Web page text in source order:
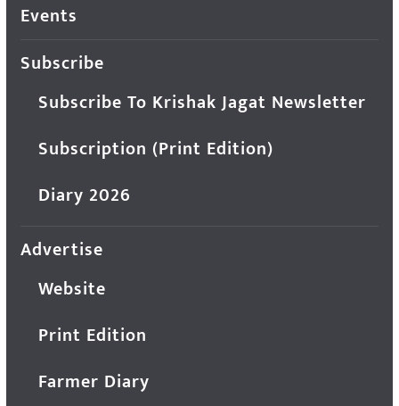
Events
Subscribe
Subscribe To Krishak Jagat Newsletter
Subscription (Print Edition)
Diary 2026
Advertise
Website
Print Edition
Farmer Diary